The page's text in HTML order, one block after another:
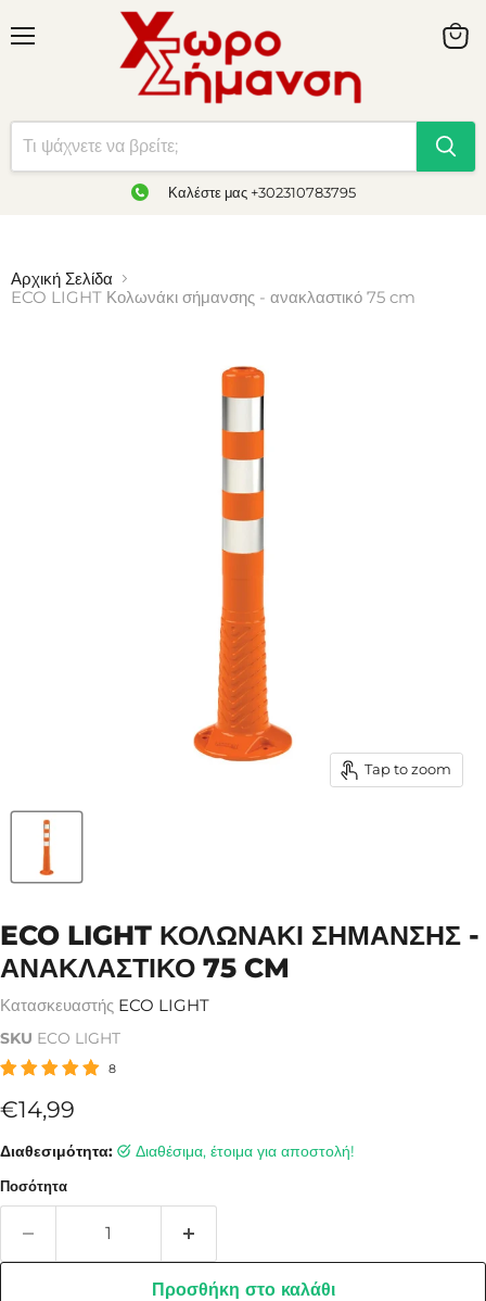
Καλέστε μας +302310783795
Αρχική Σελίδα
ECO LIGHT Κολωνάκι σήμανσης - ανακλαστικό 75 cm
Tap to zoom
ECO LIGHT ΚΟΛΩΝΆΚΙ ΣΉΜΑΝΣΗΣ -
ΑΝΑΚΛΑΣΤΙΚΌ 75 CM
Κατασκευαστής ECO LIGHT
SKU ECO LIGHT
8
Τρέχουσα τιμή
€14,99
Διαθεσιμότητα: Διαθέσιμα, έτοιμα για αποστολή!
Ποσότητα
Προσθήκη στο καλάθι